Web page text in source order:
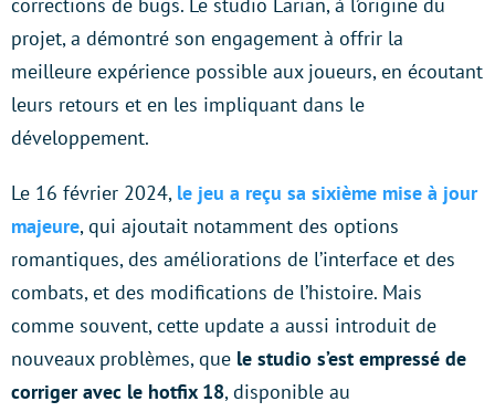
projet, a démontré son engagement à offrir la
meilleure expérience possible aux joueurs, en écoutant
leurs retours et en les impliquant dans le
développement.
Le 16 février 2024, le jeu a reçu sa sixième mise à jour
majeure, qui ajoutait notamment des options
romantiques, des améliorations de l’interface et des
combats, et des modifications de l’histoire. Mais
comme souvent, cette update a aussi introduit de
nouveaux problèmes, que le studio s’est empressé de
corriger avec le hotfix 18, disponible au